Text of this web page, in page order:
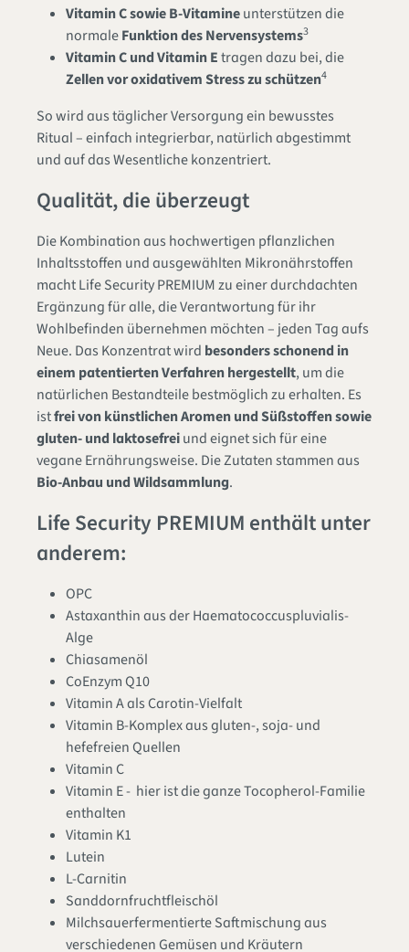
Vitamin C sowie B-Vitamineunterstützen die
normaleFunktion des Nervensystems3
Vitamin C und Vitamin Etragen dazu bei, die
Zellen vor oxidativem Stress zu schützen4
So wird aus täglicher Versorgung ein bewusstes
Ritual – einfach integrierbar, natürlich abgestimmt
und auf das Wesentliche konzentriert.
Qualität, die überzeugt
Die Kombination aus hochwertigen pflanzlichen
Inhaltsstoffen und ausgewählten Mikronährstoffen
macht Life Security PREMIUM zu einer durchdachten
Ergänzung für alle, die Verantwortung für ihr
Wohlbefinden übernehmen möchten – jeden Tag aufs
Neue. Das Konzentrat wird besonders schonend in
einem patentierten Verfahrenhergestellt, um die
natürlichen Bestandteile bestmöglich zu erhalten. Es
istfrei von künstlichen Aromen und Süßstoffen sowie
gluten- und laktosefreiund eignet sich für eine
vegane Ernährungsweise. Die Zutaten stammen aus
Bio-Anbau und Wildsammlung.
Life Security PREMIUM enthält unter
anderem:
OPC
Astaxanthin aus der Haematococcuspluvialis-
Alge
Chiasamenöl
CoEnzym Q10
Vitamin A als Carotin-Vielfalt
Vitamin B-Komplex aus gluten-, soja- und
hefefreien Quellen
Vitamin C
Vitamin E - hier ist die ganze Tocopherol-Familie
enthalten
Vitamin K1
Lutein
L-Carnitin
Sanddornfruchtfleischöl
Milchsauerfermentierte Saftmischung aus
verschiedenen Gemüsen und Kräutern